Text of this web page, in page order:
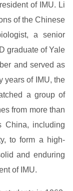
of IMU. Li
of the Chinese
a senior
graduate of Yale
and served as
years of IMU, the
a group of
from more than
China, including
to form a high-
and enduring
of IMU.